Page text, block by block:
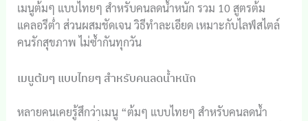
เมนูต้มๆ แบบไทยๆ สำหรับคนลดน้ำหนัก รวม 10 สูตรต้ม
แคลอรีต่ำ ส่วนผสมชัดเจน วิธีทำละเอียด เหมาะกับไลฟ์สไตล์
คนรักสุขภาพ ไม่ซ้ำกันทุกวัน
เมนูต้มๆ แบบไทยๆ สำหรับคนลดน้ำหนัก
หลายคนเคยรู้สึกว่าเมนู “ต้มๆ แบบไทยๆ สำหรับคนลดน้ำ